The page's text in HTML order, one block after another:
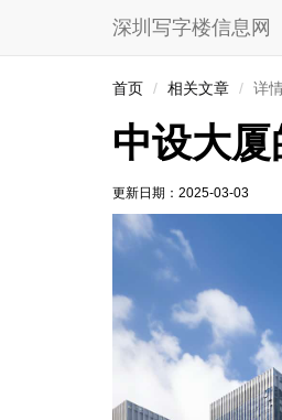
深圳写字楼信息网
首页 相关文章 详
中设大
更新日期： 2025-03-03